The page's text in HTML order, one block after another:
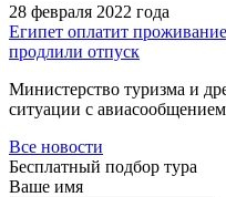
28 февраля 2022 года
Египет оплатит
продлили отпуск
Министерство туризма и
ситуации с
Все новости
Бесплатный подбор тура
Ваше имя